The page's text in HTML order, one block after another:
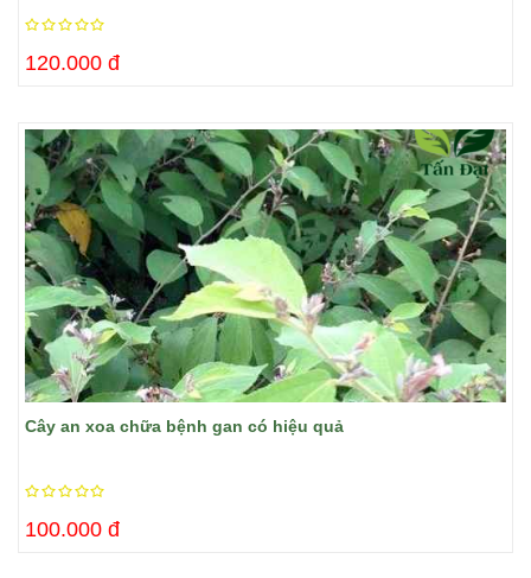
120.000 đ
Cây an xoa chữa bệnh gan có hiệu quả
100.000 đ